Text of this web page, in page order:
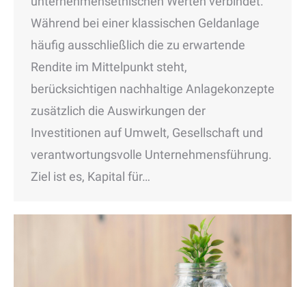
Während bei einer klassischen Geldanlage
häufig ausschließlich die zu erwartende
Rendite im Mittelpunkt steht,
berücksichtigen nachhaltige Anlagekonzepte
zusätzlich die Auswirkungen der
Investitionen auf Umwelt, Gesellschaft und
verantwortungsvolle Unternehmensführung.
Ziel ist es, Kapital für…